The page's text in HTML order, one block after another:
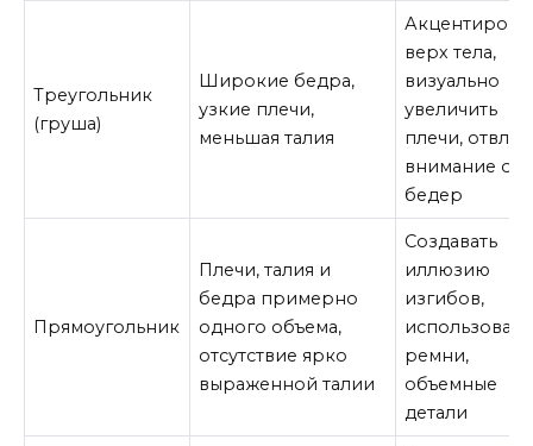
Треугольник
(груша)
Широкие бедра,
узкие плечи,
меньшая талия
верх тела,
визуально
увеличить
плечи,
внимание от
бедер
Прямоугольник
Плечи, талия и
бедра примерно
одного объема,
отсутствие ярко
выраженной талии
Создавать
иллюзию
изгибов,
использовать
ремни,
объемные
детали